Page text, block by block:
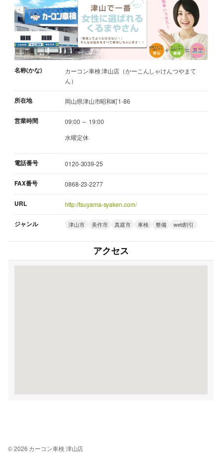
名称(かな)
カーコン車検 津山店（かーこんしゃけんつやまて
ん）
所在地 岡山県津山市昭和町1-86
営業時間
09:00 ～ 19:00
水曜定休
電話番号 0120-3039-25
FAX番号 0868-23-2277
URL http://tsuyama-syaken.com/
ジャンル 津山市 美作市 真庭市 車検 整備 web割引
アクセス
© 2026 カーコン車検 津山店